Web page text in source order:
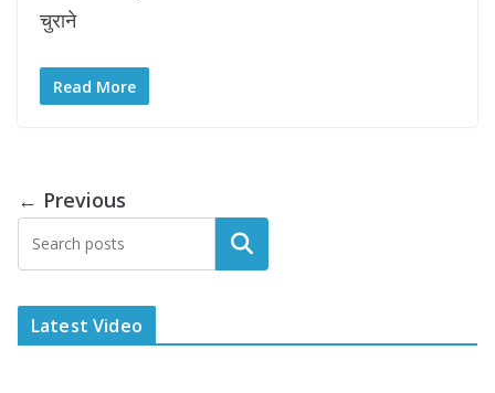
चुराने
Read More
← Previous
Latest Video